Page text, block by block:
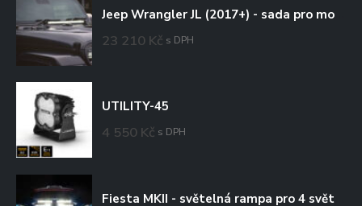
23 210 Kč s DPH
UTILITY-45
4 550 Kč s DPH